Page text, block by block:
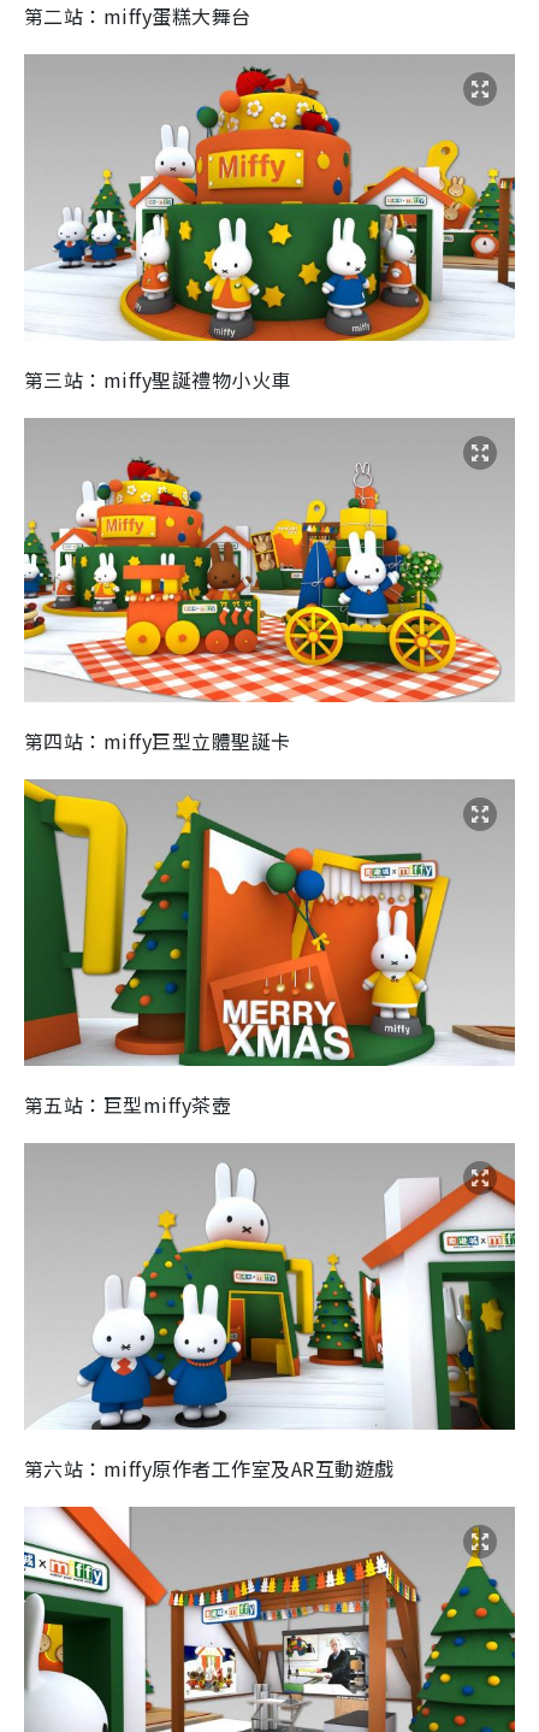
第二站：miffy蛋糕大舞台
第三站：miffy聖誕禮物小火車
第四站：miffy巨型立體聖誕卡
第五站：巨型miffy茶壺
第六站：miffy原作者工作室及AR互動遊戲